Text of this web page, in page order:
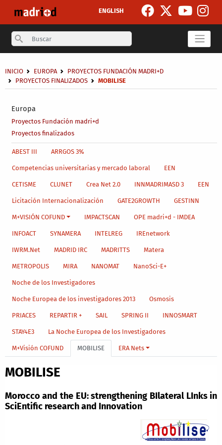
ENGLISH
Search
Europa
Proyectos Fundación madri+d
Proyectos finalizados
Sobrescribir enlaces de ayuda a la navegación
INICIO EUROPA
PROYECTOS FUNDACIÓN MADRI+D
PROYECTOS FINALIZADOS
MOBILISE
Main menu level 4
ABEST III ARRGOS 3%
Competencias universitarias y mercado laboral EEN
CETISME CLUNET Crea Net 2.0 INNMADRIMASD 3 EEN
Licitación Internacionalización GATE2GROWTH GESTINN
M+VISIÓN COFUND IMPACTSCAN OPE madri+d - IMDEA
INFOACT SYNAMERA INTELREG IREnetwork
IWRM.Net MADRID IRC MADRITTS Matera
METROPOLIS MIRA NANOMAT NanoSci-E+
Noche de los Investigadores
Noche Europea de los investigadores 2013 Osmosis
PRIACES REPARTIR + SAIL SPRING II INNOSMART
STAY4E3 La Noche Europea de los Investigadores
M+Visión COFUND MOBILISE ERA Nets
MOBILISE
Morocco and the EU: strengthening BIlateral LInks in
SciEntific research and Innovation